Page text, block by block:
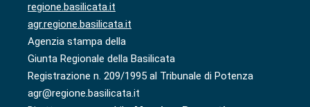
regione.basilicata.it
agr.regione.basilicata.it
Agenzia stampa della
Giunta Regionale della Basilicata
Registrazione n. 209/1995 al Tribunale di Potenza
agr@regione.basilicata.it